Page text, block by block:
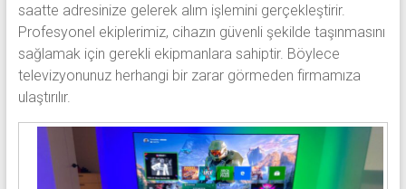
saatte adresinize gelerek alım işlemini gerçekleştirir.
Profesyonel ekiplerimiz, cihazın güvenli şekilde taşınmasını
sağlamak için gerekli ekipmanlara sahiptir. Böylece
televizyonunuz herhangi bir zarar görmeden firmamıza
ulaştırılır.